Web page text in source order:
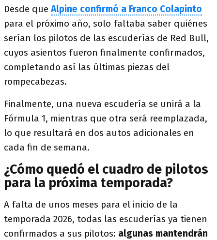
Desde queAlpine confirmó a Franco Colapinto
para el próximo año, solo faltaba saber quiénes
serían los pilotos de las escuderías de Red Bull,
cuyos asientos fueron finalmente confirmados,
completando así las últimas piezas del
rompecabezas.
Finalmente, una nueva escudería se unirá a la
Fórmula 1, mientras que otra será reemplazada,
lo que resultará en dos autos adicionales en
cada fin de semana.
¿Cómo quedó el cuadro de pilotos
para la próxima temporada?
A falta de unos meses para el inicio de la
temporada 2026, todas las escuderías ya tienen
confirmados a sus pilotos: algunas mantendrán